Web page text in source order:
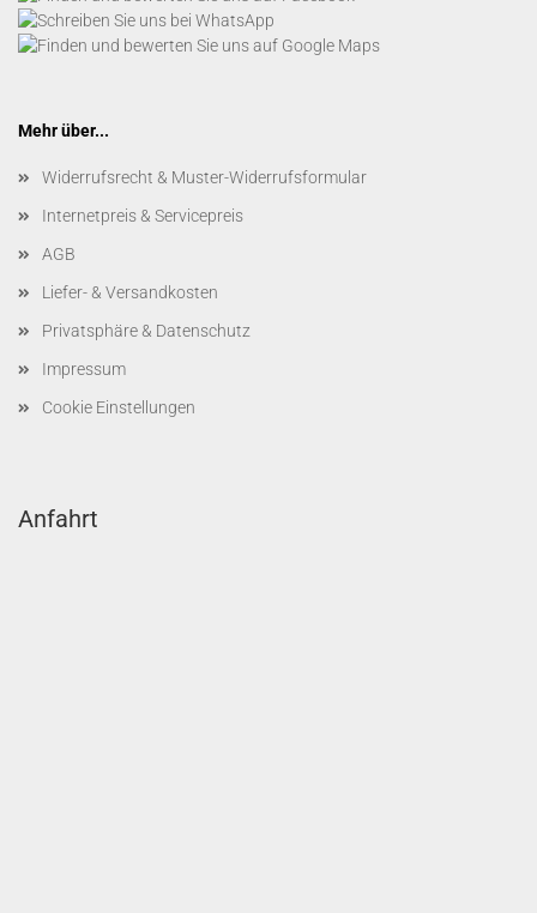
Mehr über...
Widerrufsrecht & Muster-Widerrufsformular
Internetpreis & Servicepreis
AGB
Liefer- & Versandkosten
Privatsphäre & Datenschutz
Impressum
Cookie Einstellungen
Anfahrt